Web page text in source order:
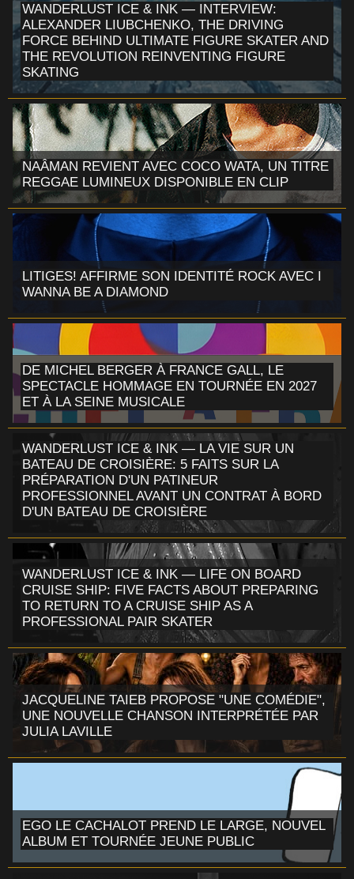
WANDERLUST ICE & INK — INTERVIEW:
ALEXANDER LIUBCHENKO, THE DRIVING
FORCE BEHIND ULTIMATE FIGURE SKATER AND
THE REVOLUTION REINVENTING FIGURE
SKATING
NAÂMAN REVIENT AVEC COCO WATA, UN TITRE
REGGAE LUMINEUX DISPONIBLE EN CLIP
LITIGES! AFFIRME SON IDENTITÉ ROCK AVEC I
WANNA BE A DIAMOND
DE MICHEL BERGER À FRANCE GALL, LE
SPECTACLE HOMMAGE EN TOURNÉE EN 2027
ET À LA SEINE MUSICALE
WANDERLUST ICE & INK — LA VIE SUR UN
BATEAU DE CROISIÈRE: 5 FAITS SUR LA
PRÉPARATION D'UN PATINEUR
PROFESSIONNEL AVANT UN CONTRAT À BORD
D'UN BATEAU DE CROISIÈRE
WANDERLUST ICE & INK — LIFE ON BOARD
CRUISE SHIP: FIVE FACTS ABOUT PREPARING
TO RETURN TO A CRUISE SHIP AS A
PROFESSIONAL PAIR SKATER
JACQUELINE TAIEB PROPOSE "UNE COMÉDIE",
UNE NOUVELLE CHANSON INTERPRÉTÉE PAR
JULIA LAVILLE
EGO LE CACHALOT PREND LE LARGE, NOUVEL
ALBUM ET TOURNÉE JEUNE PUBLIC